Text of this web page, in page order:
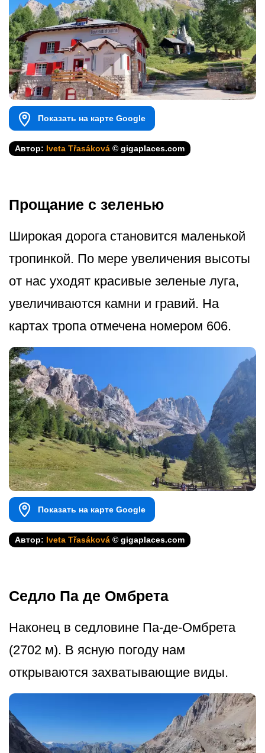
Показать на карте Google
Автор: Iveta Třasáková © gigaplaces.com
Прощание с зеленью
Широкая дорога становится маленькой
тропинкой. По мере увеличения высоты
от нас уходят красивые зеленые луга,
увеличиваются камни и гравий. На
картах тропа отмечена номером 606.
Показать на карте Google
Автор: Iveta Třasáková © gigaplaces.com
Седло Па де Омбрета
Наконец в седловине Па-де-Омбрета
(2702 м). В ясную погоду нам
открываются захватывающие виды.